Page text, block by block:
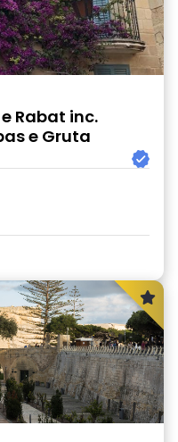
Rabat inc.
e Gruta